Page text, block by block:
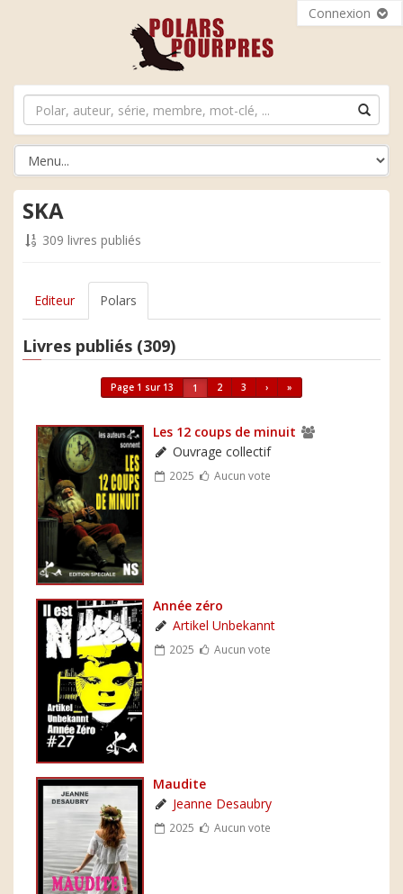
Connexion
SKA
309 livres publiés
Editeur Polars
Livres publiés (309)
Page 1 sur 13 1 2 3 › »
Les 12 coups de minuit
Ouvrage collectif
2025 Aucun vote
Année zéro
Artikel Unbekannt
2025 Aucun vote
Maudite
Jeanne Desaubry
2025 Aucun vote